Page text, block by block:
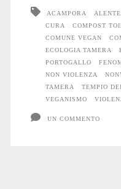
ACAMPORA
CURA
COMPOST
COMUNE VEGAN
ECOLOGIA TAMERA
PORTOGALLO
NON VIOLENZA
TAMERA
TEMPIO
VEGANISMO
UN COMMENTO